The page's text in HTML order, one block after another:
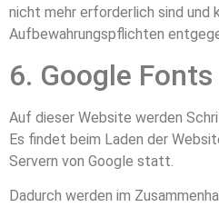
nicht mehr erforderlich sind und
Aufbewahrungspflichten
6. Google Fonts
Auf dieser Website werden
Es findet beim Laden der
Servern von Google statt.
Dadurch werden im